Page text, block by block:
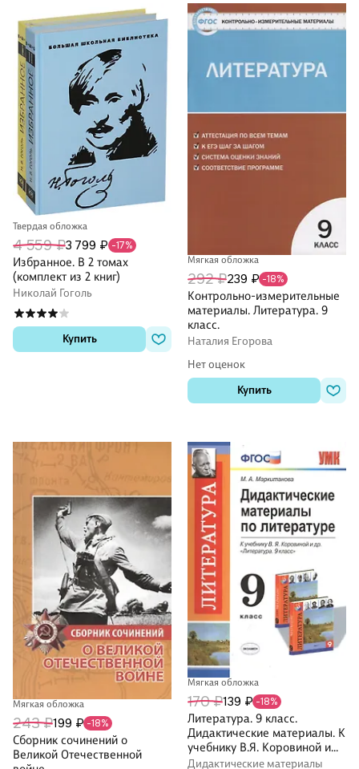
Твердая обложка
4 559 ₽3 799 ₽ -17%
Избранное. В 2 томах
(комплект из 2 книг)
Николай Гоголь
Купить
Мягкая обложка
292 ₽239 ₽ -18%
Контрольно-измерительные
материалы. Литература. 9
класс.
Наталия Егорова
Нет оценок
Купить
Мягкая обложка
243 ₽199 ₽ -18%
Сборник сочинений о
Великой Отечественной
Мягкая обложка
170 ₽139 ₽ -18%
Литература. 9 класс.
Дидактические материалы. К
учебнику В.Я. Коровиной и
др. "Литература. 9 класс"
Дидактические материалы